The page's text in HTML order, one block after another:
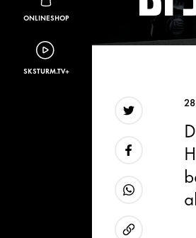
ONLINESHOP
SKSTURM.TV+